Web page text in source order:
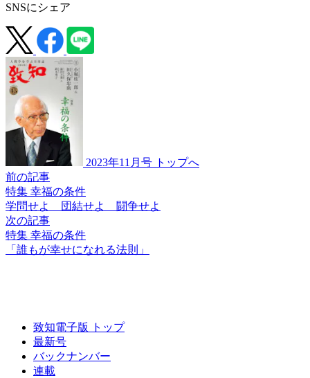
SNSにシェア
2023年11月号 トップへ
前の記事
特集 幸福の条件
学問せよ 団結せよ 闘争せよ
次の記事
特集 幸福の条件
「誰もが幸せになれる法則」
致知電子版 トップ
最新号
バックナンバー
連載